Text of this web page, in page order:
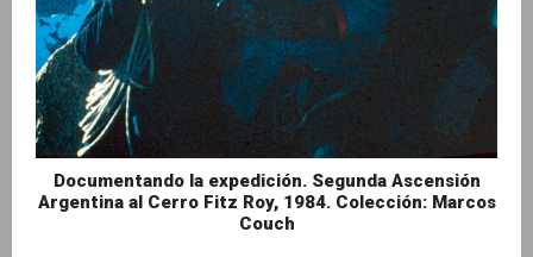
Documentando la expedición. Segunda Ascensión
Argentina al Cerro Fitz Roy, 1984. Colección: Marcos
Couch